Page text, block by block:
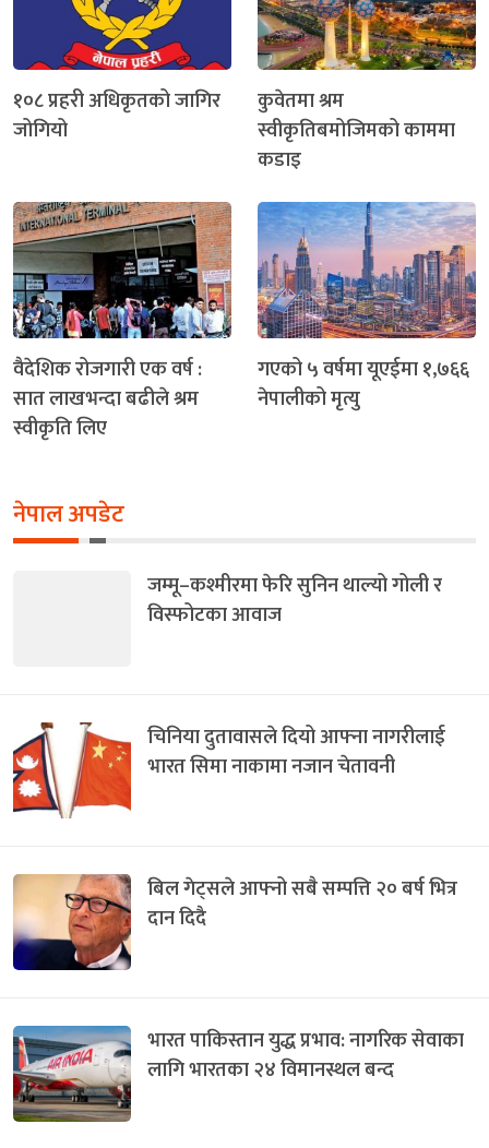
१०८ प्रहरी अधिकृतको जागिर
जोगियो
कुवेतमा श्रम
स्वीकृतिबमोजिमको काममा
कडाइ
वैदेशिक रोजगारी एक वर्ष :
सात लाखभन्दा बढीले श्रम
स्वीकृति लिए
गएको ५ वर्षमा यूएईमा १,७६६
नेपालीको मृत्यु
नेपाल अपडेट
जम्मू–कश्मीरमा फेरि सुनिन थाल्यो गोली र
विस्फोटका आवाज
चिनिया दुतावासले दियो आफ्ना नागरीलाई
भारत सिमा नाकामा नजान चेतावनी
बिल गेट्सले आफ्नो सबै सम्पत्ति २० बर्ष भित्र
दान दिदै
भारत पाकिस्तान युद्ध प्रभाव: नागरिक सेवाका
लागि भारतका २४ विमानस्थल बन्द